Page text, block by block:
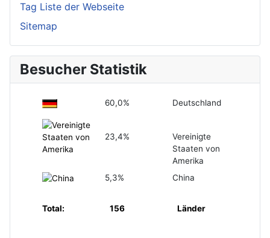
Tag Liste der Webseite
Sitemap
Besucher Statistik
60,0% Deutschland
23,4%
Vereinigte
Staaten von
Amerika
5,3%
China
Total: 156 Länder